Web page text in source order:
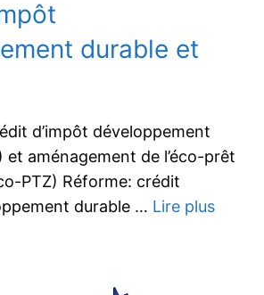
durable et
d’impôt développement
et aménagement de l’éco-prêt
PTZ) Réforme: crédit
durable … Lire plus